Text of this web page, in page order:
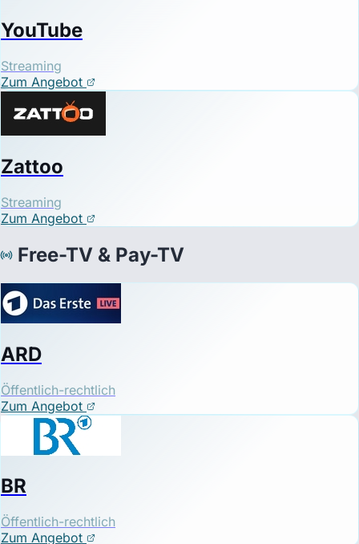
YouTube
Streaming
Zum Angebot
Zattoo
Streaming
Zum Angebot
Free-TV & Pay-TV
ARD
Öffentlich-rechtlich
Zum Angebot
BR
Öffentlich-rechtlich
Zum Angebot